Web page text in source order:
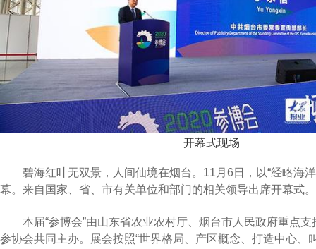
开幕式现场
碧海红叶无双景，人间仙境在烟台。11月6日，以“经略海
幕。来自国家、省、市有关单位和部门的相关领导出席开幕式。
本届“参博会”由山东省农业农村厅、烟台市人民政府重点
参协会共同主办。展会按照“世界格局、产区概念、打造中心、